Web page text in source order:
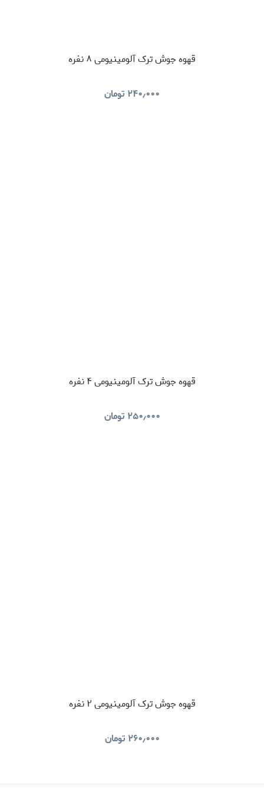
قهوه جوش ترک آلومینیومی ۸ نفره
۲۴۰٫۰۰۰ تومان
قهوه جوش ترک آلومینیومی ۴ نفره
۲۵۰٫۰۰۰ تومان
قهوه جوش ترک آلومینیومی ۲ نفره
۲۶۰٫۰۰۰ تومان